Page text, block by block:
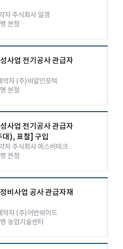
자 주식회사 일경
본청
사업 전기공사 관급자
약자 (주)비알인포텍
본청
사업 전기공사 관급자
), 표찰] 구입
자 주식회사 에스비테크
본청
비사업 공사 관급자재
약자 (주)어반쉐이드
농업기술센터